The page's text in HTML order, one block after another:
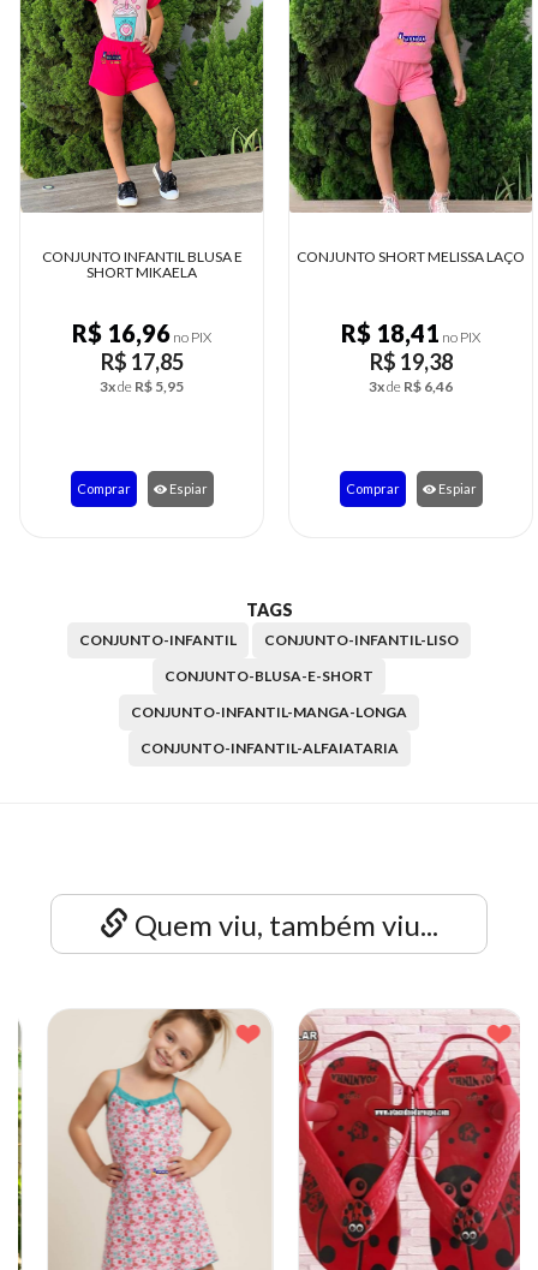
CONJUNTO INFANTIL BLUSA E
SHORT MIKAELA
R$ 16,96no PIX
R$ 17,85
3xdeR$ 5,95
Comprar Espiar
CONJUNTO SHORT MELISSA LAÇO
R$ 18,41 no PIX
R$ 19,38
3xdeR$ 6,46
Comprar Espiar
TAGS
CONJUNTO-INFANTIL
CONJUNTO-INFANTIL-LISO
CONJUNTO-BLUSA-E-SHORT
CONJUNTO-INFANTIL-MANGA-LONGA
CONJUNTO-INFANTIL-ALFAIATARIA
Quem viu, também viu...